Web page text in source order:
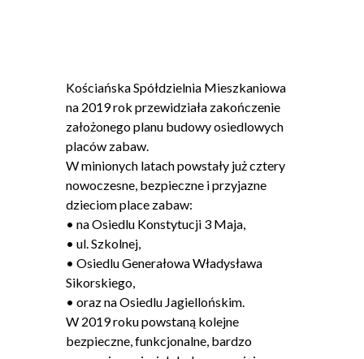
Kościańska Spółdzielnia Mieszkaniowa
na 2019 rok przewidziała zakończenie
założonego planu budowy osiedlowych
placów zabaw.
W minionych latach powstały już cztery
nowoczesne, bezpieczne i przyjazne
dzieciom place zabaw:
• na Osiedlu Konstytucji 3 Maja,
• ul. Szkolnej,
• Osiedlu Generałowa Władysława
Sikorskiego,
• oraz na Osiedlu Jagiellońskim.
W 2019 roku powstaną kolejne
bezpieczne, funkcjonalne, bardzo